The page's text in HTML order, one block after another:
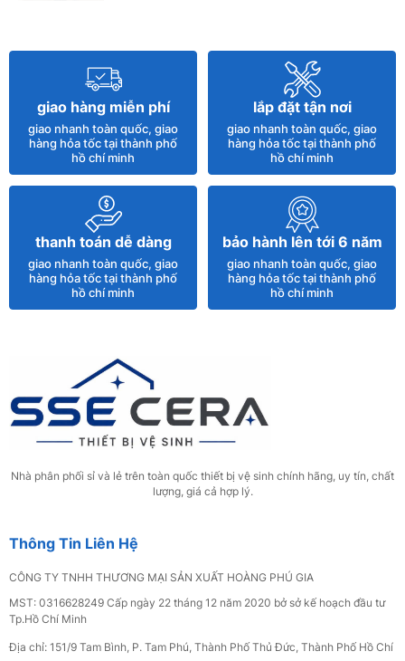
3.500.000đ
Vòi Chén Rút Nano Có Giá Để Xà Bông SS05
500.000đ
Chậu Lavabo 2 Tầng Rửa Mặt Đá Nhân Tạo
Kèm Gương Đèn LED – BĐ 57X
3.300.000đ
400.000đ
Bồn Cầu Trứng Trắng SSE-2299
2.900.000đ
4.500.000đ
Bồn Cầu Trứng Trắng SSE-2297
giao hàng miễn phí
giao nhanh toàn quốc, giao
hàng hỏa tốc tại thành phố
hồ chí minh
lắp đặt tận nơi
giao nhanh toàn quốc, giao
hàng hỏa tốc tại thành phố
hồ chí minh
thanh toán dễ dàng
giao nhanh toàn quốc, giao
hàng hỏa tốc tại thành phố
hồ chí minh
bảo hành lên tới 6 năm
giao nhanh toàn quốc, giao
hàng hỏa tốc tại thành phố
hồ chí minh
Nhà phân phối sỉ và lẻ trên toàn quốc thiết bị vệ sinh chính hãng, uy tín, chất
lượng, giá cả hợp lý.
Thông Tin Liên Hệ
CÔNG TY TNHH THƯƠNG MẠI SẢN XUẤT HOÀNG PHÚ GIA
MST: 0316628249 Cấp ngày 22 tháng 12 năm 2020 bở sở kế hoạch đầu tư
Tp.Hồ Chí Minh
Địa chỉ: 151/9 Tam Bình, P. Tam Phú, Thành Phố Thủ Đức, Thành Phố Hồ Chí